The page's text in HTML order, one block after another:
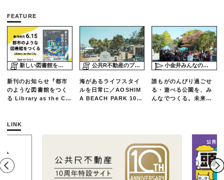
FEATURE
新しい図書館をめぐる旅
新刊のお知らせ『都市
のような図書館をつく
る Library as the Cit
公共R不動産のプロジェクトスタディ
海があるライフスタイ
ルを日常に／AOSHIM
A BEACH PARK 10年
小金井みんなの公園プロジェクト「play here」
誰もがのんびり過ごせ
る・遊べる公園を、み
んなでつくる。未来の
LINK